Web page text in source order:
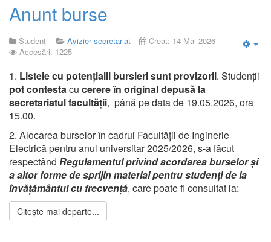
Anunt burse
Studenți Avizier secretariat
Creat: 14 Mai 2026
Accesări: 1225
1. Listele cu potențialii bursieri sunt provizorii. Studenții
pot contestacu cerere în original depusă la
secretariatul facultății, până pe data de 19.05.2026, ora
15.00.
2. Alocarea burselor în cadrul Facultății de Inginerie
Electrică pentru anul universitar 2025/2026, s-a făcut
respectând Regulamentul privind acordarea burselor şi
a altor forme de sprijin material pentru studenţide la
învățământul cu frecvență, care poate fi consultat la:
Citește mai departe...